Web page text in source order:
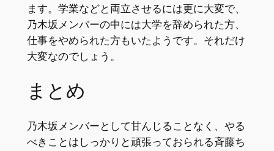
ます。学業などと両立させるには更に大変で、
乃木坂メンバーの中には大学を辞められた方、
仕事をやめられた方もいたようです。それだけ
大変なのでしょう。
まとめ
乃木坂メンバーとして甘んじることなく、やる
べきことはしっかりと頑張っておられる斉藤ち